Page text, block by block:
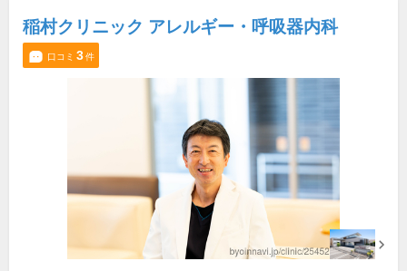
稲村クリニック アレルギー・呼吸器内科
口コミ 3件